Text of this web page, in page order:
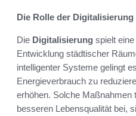
Die Rolle der
Die Digitalisierung spielt
Entwicklung städtischer
intelligenter Systeme gelingt
Energieverbrauch zu
erhöhen. Solche Maßnahmen
besseren Lebensqualität bei,